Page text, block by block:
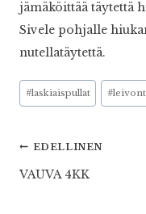
jämäköittää täytettä
Sivele pohjalle
nutellatäytettä.
Avainsanat:
#laskiaispullat #
Artikkelien
selaus
EDELLINEN
VAUVA 4KK